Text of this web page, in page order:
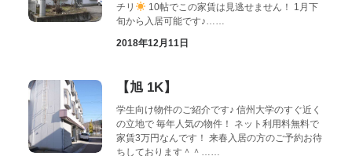
チリ
10帖でこの家賃は見逃せません！ 1月下
旬から入居可能です♪……
2018年12月11日
【旭 1K】
学生向け物件のご紹介です♪ 信州大学のすぐ近く
の立地で 毎年人気の物件！ ネット利用料無料で
家賃3万円なんです！ 来春入居の方のご予約お待
ちしております＾＾……